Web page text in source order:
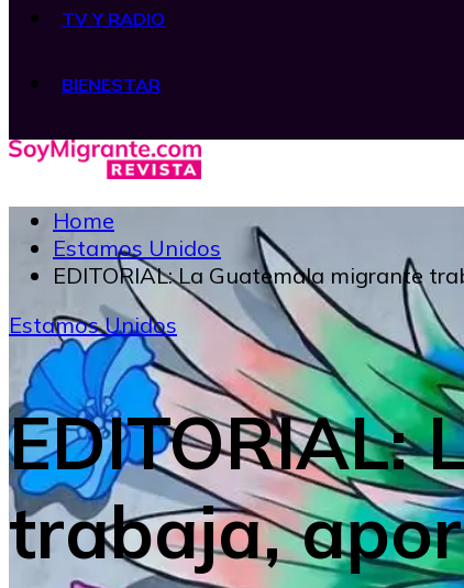
TV Y RADIO
BIENESTAR
Home
Estamos Unidos
EDITORIAL: La Guatemala migrante
Estamos Unidos
EDITORIAL:
trabaja,